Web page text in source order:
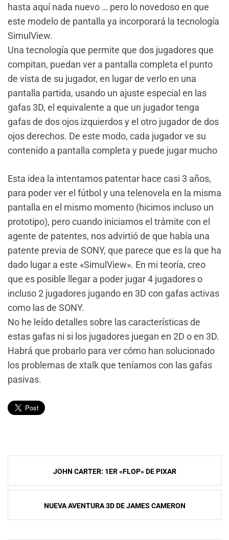
hasta aquí nada nuevo … pero lo novedoso en que
este modelo de pantalla ya incorporará la tecnología
SimulView.
Una tecnología que permite que dos jugadores que
compitan, puedan ver a pantalla completa el punto
de vista de su jugador, en lugar de verlo en una
pantalla partida, usando un ajuste especial en las
gafas 3D, el equivalente a que un jugador tenga
gafas de dos ojos izquierdos y el otro jugador de dos
ojos derechos. De este modo, cada jugador ve su
contenido a pantalla completa y puede jugar mucho
Esta idea la intentamos patentar hace casi 3 años,
para poder ver el fútbol y una telenovela en la misma
pantalla en el mismo momento (hicimos incluso un
prototipo), pero cuando iniciamos el trámite con el
agente de patentes, nos advirtió de que había una
patente previa de SONY, que parece que es la que ha
dado lugar a este «SimulView». En mi teoría, creo
que es posible llegar a poder jugar 4 jugadores o
incluso 2 jugadores jugando en 3D con gafas activas
como las de SONY.
No he leído detalles sobre las características de
estas gafas ni si los jugadores juegan en 2D o en 3D.
Habrá que probarlo para ver cómo han solucionado
los problemas de xtalk que teníamos con las gafas
pasivas.
Navegación
de
entradas
JOHN CARTER: 1ER «FLOP» DE PIXAR
NUEVA AVENTURA 3D DE JAMES CAMERON